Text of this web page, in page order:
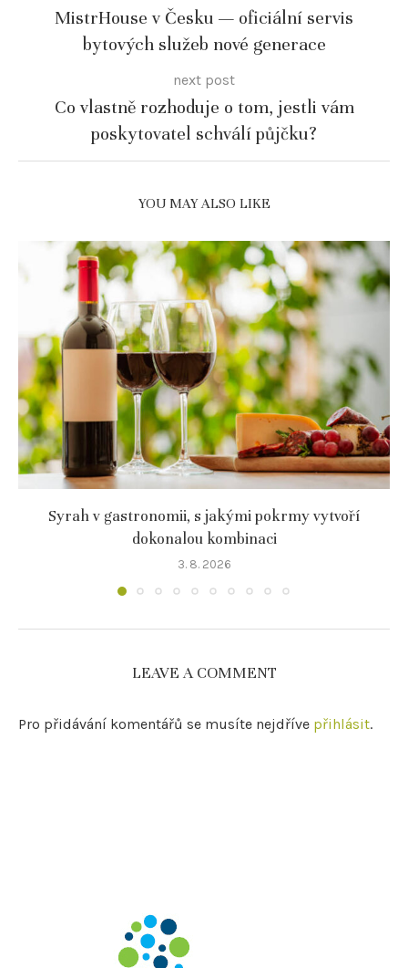
MistrHouse v Česku — oficiální servis
bytových služeb nové generace
next post
Co vlastně rozhoduje o tom, jestli vám
poskytovatel schválí půjčku?
YOU MAY ALSO LIKE
Syrah v gastronomii, s jakými pokrmy vytvoří
dokonalou kombinaci
3. 8. 2026
LEAVE A COMMENT
Pro přidávání komentářů se musíte nejdříve přihlásit.